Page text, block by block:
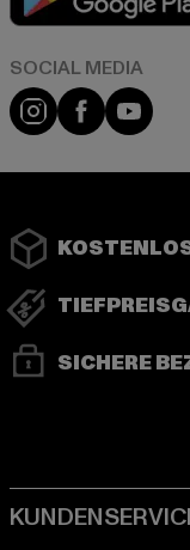
Instagram
Facebook
SICHERE